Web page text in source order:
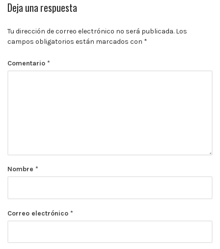
Deja una respuesta
Tu dirección de correo electrónico no será publicada. Los
campos obligatorios están marcados con *
Comentario *
Nombre *
Correo electrónico *